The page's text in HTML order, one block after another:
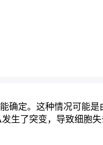
确定。这种情况可能
生了突变，导致细胞失